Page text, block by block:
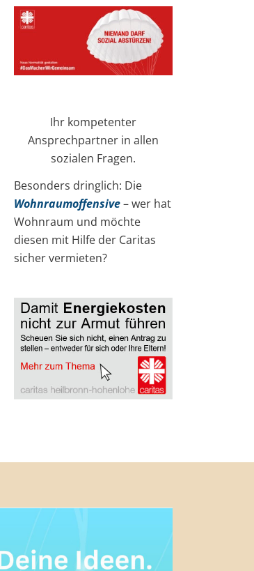
Ihr kompetenter
Ansprechpartner in allen
sozialen Fragen.
Besonders dringlich: Die
Wohnraumoffensive– wer hat
Wohnraum und möchte
diesen mit Hilfe der Caritas
sicher vermieten?